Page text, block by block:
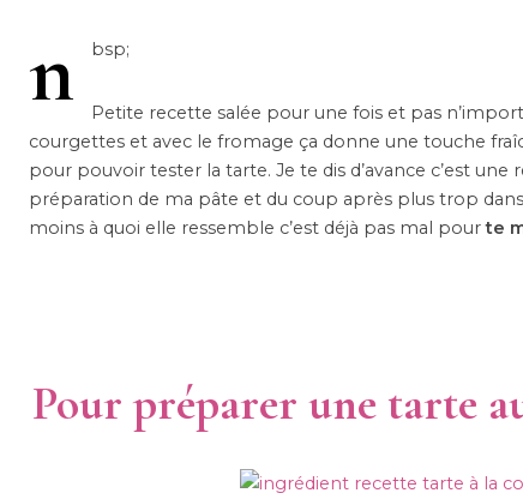
n bsp;
Petite recette salée pour une fois et pas
courgettes et avec le fromage ça donne une touche
pour pouvoir tester la tarte. Je te dis d’avance c’est
préparation de ma pâte et du coup après plus trop
moins à quoi elle ressemble c’est déjà pas mal pourte
Pour préparer une tarte